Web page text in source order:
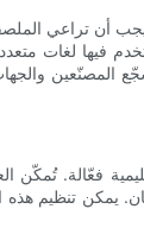
أن تراعي
فيها لغات
المصنّعين
فعّالة.
يمكن تنظيم هذه